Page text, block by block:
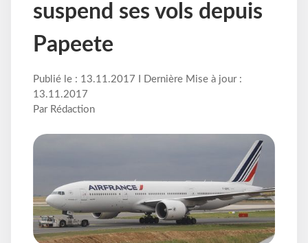
suspend ses vols depuis
Papeete
Publié le : 13.11.2017 I Dernière Mise à jour :
13.11.2017
Par Rédaction